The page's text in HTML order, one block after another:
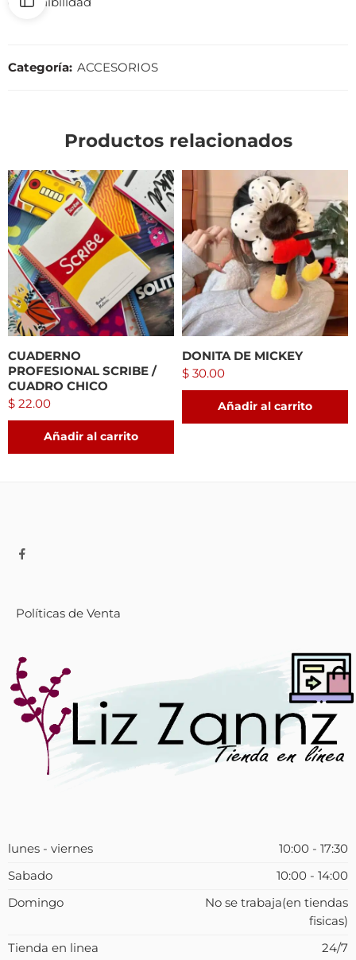
Categoría: ACCESORIOS
Productos relacionados
CUADERNO
PROFESIONAL SCRIBE /
CUADRO CHICO
$ 22.00
Añadir al carrito
DONITA DE MICKEY
$ 30.00
Añadir al carrito
Políticas de Venta
lunes - viernes
10:00 - 17:30
Sabado
10:00 - 14:00
Domingo
No se trabaja(en tiendas
fisicas)
Tienda en linea
24/7